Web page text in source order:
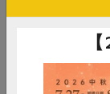
其他標示